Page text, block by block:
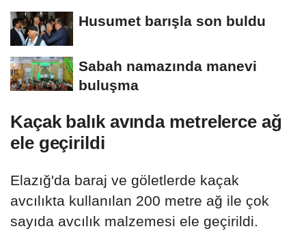
Husumet barışla son buldu
Sabah namazında manevi
buluşma
Kaçak balık avında metrelerce ağ
ele geçirildi
Elazığ'da baraj ve göletlerde kaçak
avcılıkta kullanılan 200 metre ağ ile çok
sayıda avcılık malzemesi ele geçirildi.